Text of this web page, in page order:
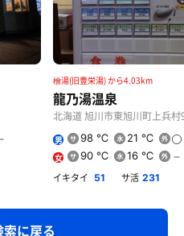
檜湯(旧豊栄湯) から4.03km
龍乃湯温泉
北海道 旭川市東旭川町上兵村
男 98 ℃ 21 ℃
女 90 ℃ 16 ℃
イキタイ 51 サ活 231
に戻る